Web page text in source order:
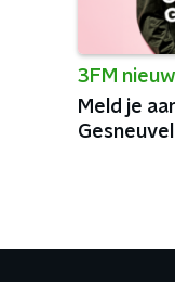
3FM
Meld je